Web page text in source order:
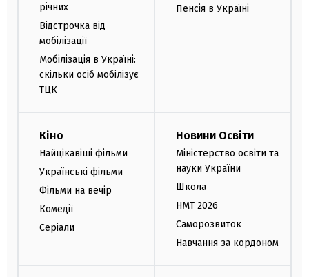
річних
Відстрочка від
мобілізації
Мобілізація в Україні:
скільки осіб мобілізує
ТЦК
Пенсія в Україні
Кіно
Найцікавіші фільми
Українські фільми
Фільми на вечір
Комедії
Серіали
Новини Освіти
Міністерство освіти та
науки України
Школа
НМТ 2026
Саморозвиток
Навчання за кордоном